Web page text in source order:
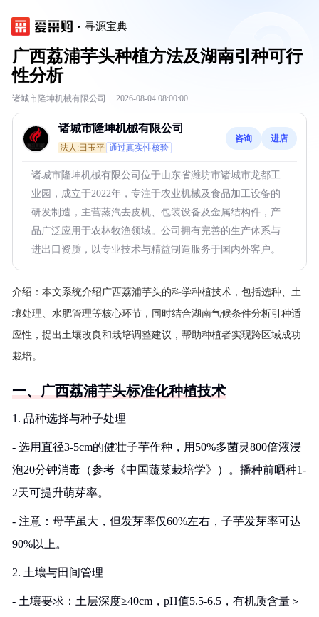
寻源宝典
广西荔浦芋头种植方法及湖南引种可行
性分析
诸城市隆坤机械有限公司 · 2026-08-04 08:00:00
诸城市隆坤机械有限公司
法人:田玉平 通过真实性核验
咨询 进店
诸城市隆坤机械有限公司位于山东省潍坊市诸城市龙都工
业园，成立于2022年，专注于农业机械及食品加工设备的
研发制造，主营蒸汽去皮机、包装设备及金属结构件，产
品广泛应用于农林牧渔领域。公司拥有完善的生产体系与
进出口资质，以专业技术与精益制造服务于国内外客户。
介绍： 本文系统介绍广西荔浦芋头的科学种植技术，包括选种、土
壤处理、水肥管理等核心环节，同时结合湖南气候条件分析引种适
应性，提出土壤改良和栽培调整建议，帮助种植者实现跨区域成功
栽培。
一、广西荔浦芋头标准化种植技术
1. 品种选择与种子处理
- 选用直径3-5cm的健壮子芋作种，用50%多菌灵800倍液浸
泡20分钟消毒（参考《中国蔬菜栽培学》）。播种前晒种1-
2天可提升萌芽率。
- 注意：母芋虽大，但发芽率仅60%左右，子芋发芽率可达
90%以上。
2. 土壤与田间管理
- 土壤要求：土层深度≥40cm，pH值5.5-6.5，有机质含量＞